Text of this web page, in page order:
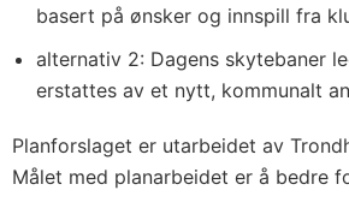
basert på ønsker og innspill fra
alternativ 2: Dagens skytebaner
erstattes av et nytt, kommunalt
Planforslaget er utarbeidet av
Målet med planarbeidet er å bedre